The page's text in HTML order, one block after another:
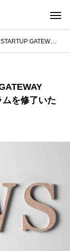
ラレーションプログラムを修了いたしました
を修了いた